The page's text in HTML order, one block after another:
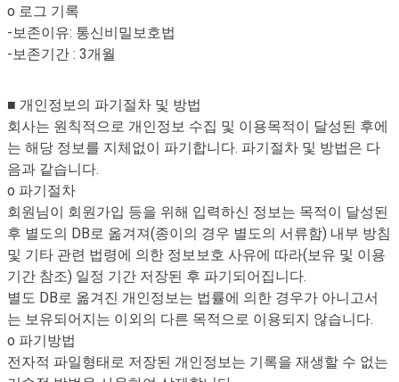
o 로그 기록
-보존이유: 통신비밀보호법
-보존기간 : 3개월
■ 개인정보의 파기절차 및 방법
회사는 원칙적으로 개인정보 수집 및 이용목적이 달성된 후에
는 해당 정보를 지체없이 파기합니다. 파기절차 및 방법은 다
음과 같습니다.
o 파기절차
회원님이 회원가입 등을 위해 입력하신 정보는 목적이 달성된
후 별도의 DB로 옮겨져(종이의 경우 별도의 서류함) 내부 방침
및 기타 관련 법령에 의한 정보보호 사유에 따라(보유 및 이용
기간 참조) 일정 기간 저장된 후 파기되어집니다.
별도 DB로 옮겨진 개인정보는 법률에 의한 경우가 아니고서
는 보유되어지는 이외의 다른 목적으로 이용되지 않습니다.
o 파기방법
전자적 파일형태로 저장된 개인정보는 기록을 재생할 수 없는